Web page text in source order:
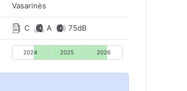
Vasarinės
C A 75dB
2024 2025 2026